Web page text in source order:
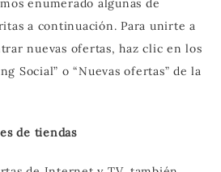
enumerado algunas de
a continuación. Para unirte a
nuevas ofertas, haz clic en los
Social” o “Nuevas ofertas” de la
de tiendas